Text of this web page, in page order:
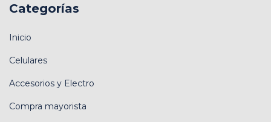
Categorías
Inicio
Celulares
Accesorios y Electro
Compra mayorista